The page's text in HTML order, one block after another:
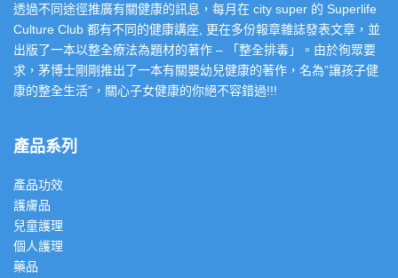
透過不同途徑推廣有關健康的訊息，每月在 city super 的 Superlife
Culture Club 都有不同的健康講座, 更在多份報章雜誌發表文章，並
出版了一本以整全療法為題材的著作 – 「整全排毒」。由於徇眾要
求，茅博士剛剛推出了一本有關嬰幼兒健康的著作，名為”讓孩子健
康的整全生活”，關心子女健康的你絕不容錯過!!!
產品系列
產品功效
護膚品
兒童護理
個人護理
藥品